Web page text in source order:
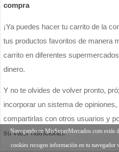
compra
¡Ya puedes hacer tu carrito de la
tus productos favoritos de manera
carrito en diferentes
dinero.
Y no te olvides de volver pronto,
incorporar un sistema de
compartirlas con otros usuarios y
su valor nutricional.
Navegando en MisSuperMercados.com estás
cookies recogen información en tu navegador